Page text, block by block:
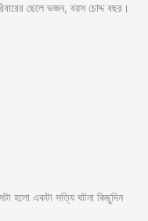
ছেলে ভজন, বয়স চোদ্দ বছর।
হলো একটা সত্যি ঘটনা কিছুদিন